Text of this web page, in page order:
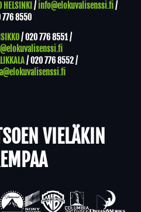
/ info@elokuvalisenssi.fi/
776 8550
/020 776 8551/
/020 776 8552/
VIELÄKIN